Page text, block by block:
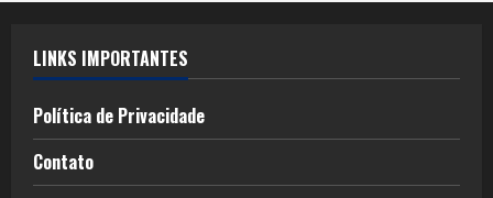
LINKS IMPORTANTES
Política de Privacidade
Contato